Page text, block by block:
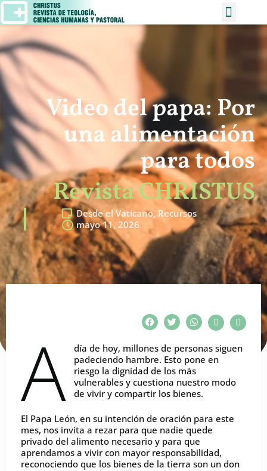
Video del papa: Por
una alimentación
para todos
Revista CHRISTUS
Desde el Vaticano, Recursos
mayo 11, 2026
A
día de hoy, millones de personas siguen
padeciendo hambre. Esto pone en
riesgo la dignidad de los más
vulnerables y cuestiona nuestro modo
de vivir y compartir los bienes.
El Papa León, en su intención de oración para este
mes, nos invita a rezar para que nadie quede
privado del alimento necesario y para que
aprendamos a vivir con mayor responsabilidad,
reconociendo que los bienes de la tierra son un don